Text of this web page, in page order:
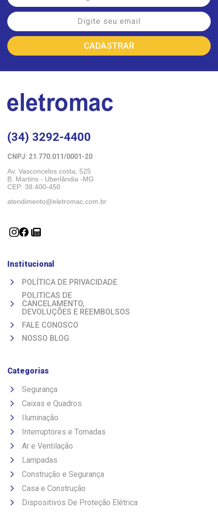
(34) 3292-4400
CNPJ: 21.770.011/0001-20
Av. Vasconcelos costa, 525
B. Martins - Uberlândia -MG
CEP: 38.400-450
atendimento@eletromac.com.br
Institucional
POLÍTICA DE PRIVACIDADE
POLITICAS DE
CANCELAMENTO,
DEVOLUÇÕES E REEMBOLSOS
FALE CONOSCO
NOSSO BLOG
Categorias
Segurança
Caixas e Quadros
Iluminação
Interruptores e Tomadas
Ar e Ventilação
Lampadas
Construção e Segurança
Casa e Construção
Dispositivos De Proteção Elétrica